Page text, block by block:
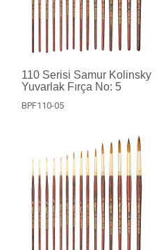
110 Serisi Samur Kolinsky
Yuvarlak Fırça No: 5
BPF110-05